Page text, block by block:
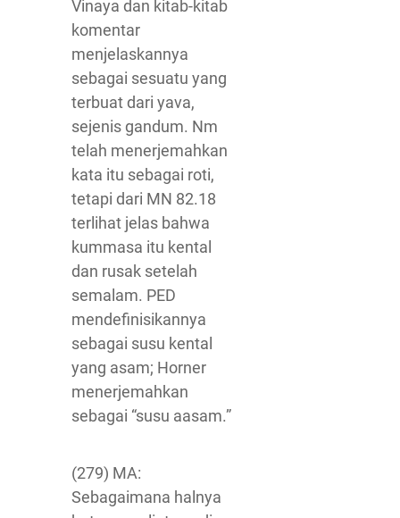
Vinaya dan kitab-kitab
komentar
menjelaskannya
sebagai sesuatu yang
terbuat dari yava,
sejenis gandum. Nm
telah menerjemahkan
kata itu sebagai roti,
tetapi dari MN 82.18
terlihat jelas bahwa
kummasa itu kental
dan rusak setelah
semalam. PED
mendefinisikannya
sebagai susu kental
yang asam; Horner
menerjemahkan
sebagai “susu aasam.”
(279) MA:
Sebagaimana halnya